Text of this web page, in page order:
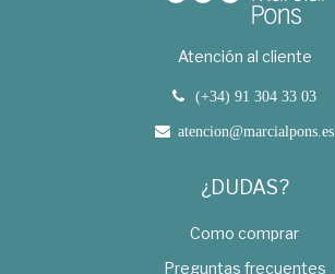
Atención al cliente
(+34) 91 304 33 03
atencion@marcialpons.es
¿DUDAS?
Como comprar
Preguntas frecuentes